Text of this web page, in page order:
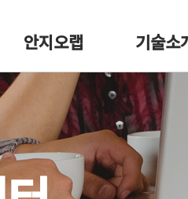
안지오랩 기술소